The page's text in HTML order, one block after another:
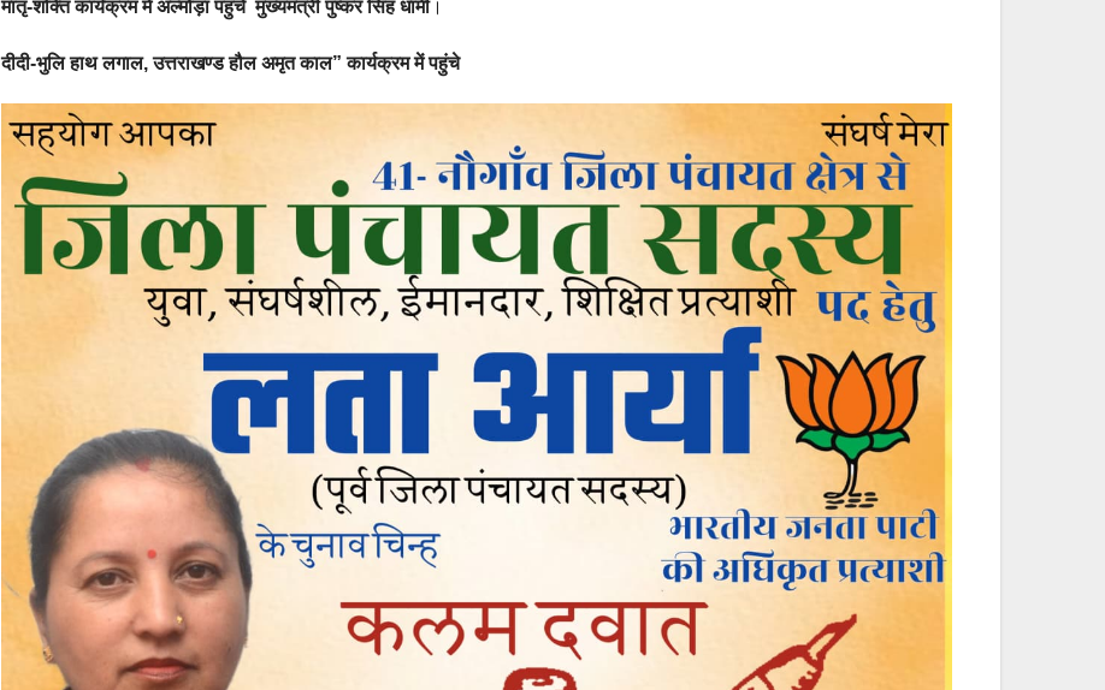
मातृ-शक्ति कार्यक्रम में अल्मोड़ा पहुंचे मुख्यमंत्री पुष्कर सिंह धामी।
दीदी-भुलि हाथ लगाल, उत्तराखण्ड हौल अमृत काल” कार्यक्रम में पहुंचे